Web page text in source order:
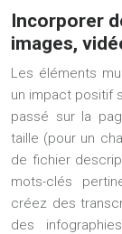
Incorporer
images,
Les éléments
un impact positif
passé sur la
taille (pour un
de fichier
mots-clés
créez des
des